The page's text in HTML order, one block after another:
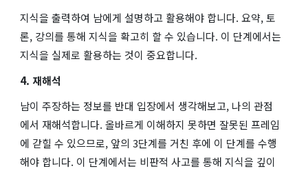
지식을 출력하여 남에게 설명하고 활용해야 합니다. 요약, 토
론, 강의를 통해 지식을 확고히 할 수 있습니다. 이 단계에서는
지식을 실제로 활용하는 것이 중요합니다.
4. 재해석
남이 주장하는 정보를 반대 입장에서 생각해보고, 나의 관점
에서 재해석합니다. 올바르게 이해하지 못하면 잘못된 프레임
에 갇힐 수 있으므로, 앞의 3단계를 거친 후에 이 단계를 수행
해야 합니다. 이 단계에서는 비판적 사고를 통해 지식을 깊이